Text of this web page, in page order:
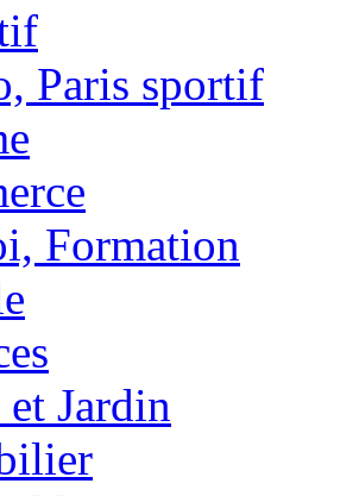
Paris sportif
Formation
Jardin